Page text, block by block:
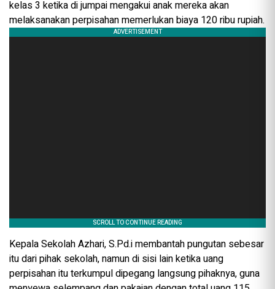
kelas 3 ketika di jumpai mengakui anak mereka akan
melaksanakan perpisahan memerlukan biaya 120 ribu rupiah.
Kepala Sekolah Azhari, S.Pd.i membantah pungutan sebesar
itu dari pihak sekolah, namun di sisi lain ketika uang
perpisahan itu terkumpul dipegang langsung pihaknya, guna